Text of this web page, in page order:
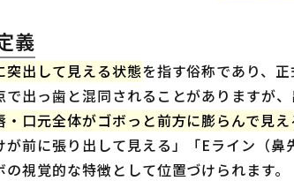
義
突出して見える状態を指す俗称であり、
で出っ歯と混同されることがありますが
・口元全体がゴボっと前方に膨らんで見
が前に張り出して見える」「Eライン（
視覚的な特徴として位置づけられます。